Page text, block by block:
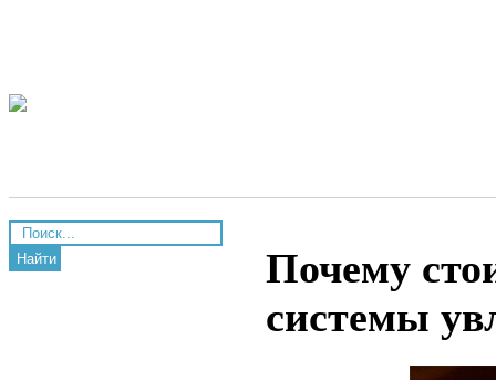
Найти
Почему
системы